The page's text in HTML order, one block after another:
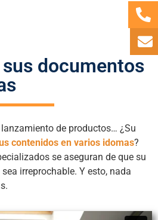
documentos
de productos… ¿Su
contenidos en varios idomas?
se aseguran de que su
irreprochable. Y esto, nada